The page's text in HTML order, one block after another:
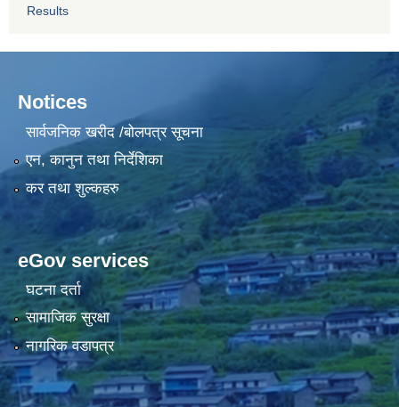
Results
Notices
सार्वजनिक खरीद /बोलपत्र सूचना
एन, कानुन तथा निर्देशिका
कर तथा शुल्कहरु
eGov services
घटना दर्ता
सामाजिक सुरक्षा
नागरिक वडापत्र